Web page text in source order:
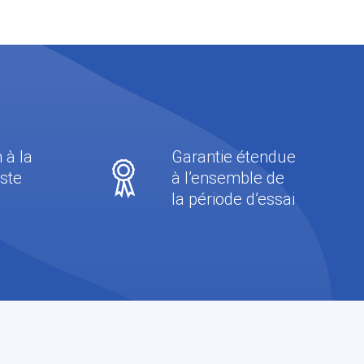
à la
Garantie étendue
à l’ensemble de
la période d’essai